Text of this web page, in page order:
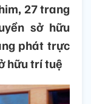
27 trang
sở hữu
phát trực
hữu trí tuệ